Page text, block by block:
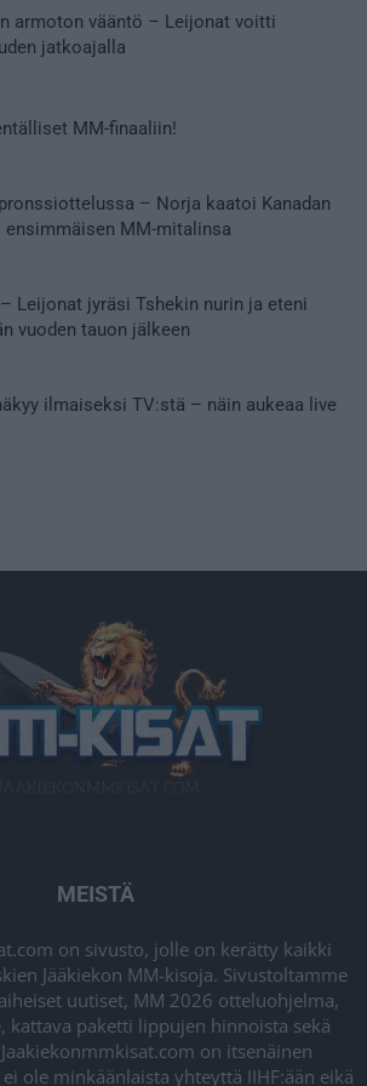
armoton vääntö – Leijonat voitti
jatkoajalla
MM-finaaliin!
– Norja kaatoi Kanadan
MM-mitalinsa
Leijonat jyräsi Tshekin nurin ja eteni
vuoden tauon jälkeen
ilmaiseksi TV:stä – näin aukeaa live
MEISTÄ
on sivusto, jolle on kerätty kaikki
Jääkiekon MM-kisoja. Sivustoltamme
uutiset, MM 2026 otteluohjelma,
kattava paketti lippujen hinnoista sekä
on itsenäinen
ole minkäänlaista yhteyttä IIHF:ään eikä